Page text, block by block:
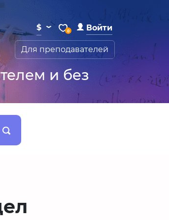
$ ⌄
0 Войти
Для преподавателей
и без